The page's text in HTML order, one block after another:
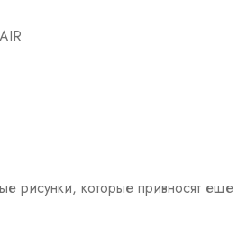
рисунки, которые привносят